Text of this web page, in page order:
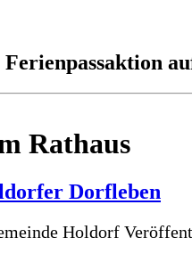
Ferienpassaktion
Rathaus
Dorfleben
Holdorf